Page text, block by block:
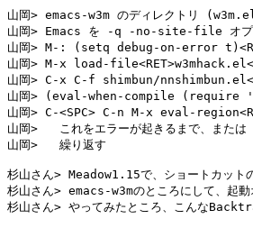
山岡> emacs-w3m のディレクトリ
山岡> Emacs を -q -no-site-file オプ
山岡> M-: (setq debug-on-error
山岡> M-x load-
山岡> C-x C-f shimbun/
山岡> (eval-when-compile (require
山岡> C-<SPC> C-n M-x eval-
山岡>   これをエラーが起きるまで、ま
山岡>   繰り返す
杉山さん> Meadow1.15で、ショートカット
杉山さん> emacs-w3mのところにして、起動
杉山さん> やってみたところ、こんな